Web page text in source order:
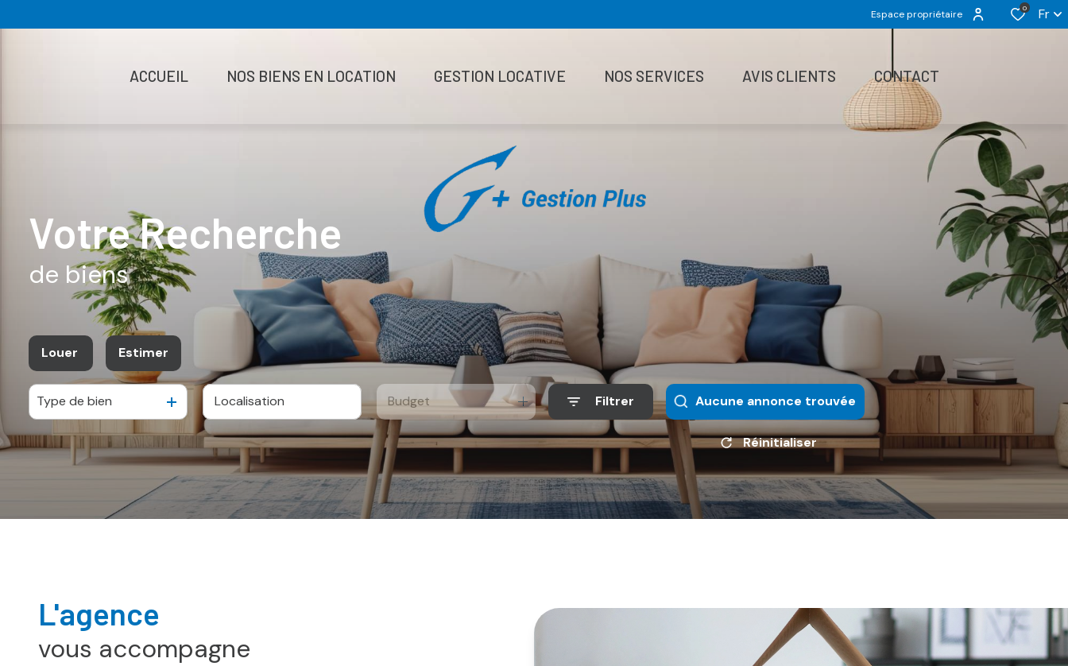
Espace propriétaire
0 Fr
ACCUEIL NOS BIENS EN LOCATION GESTION LOCATIVE NOS SERVICES AVIS CLIENTS CONTACT
Votre Recherche
de biens
Louer
à l'année
Estimer
Type de bien Budget Filtrer Aucune annonce trouvée
Réinitialiser
l'agence
vous accompagne